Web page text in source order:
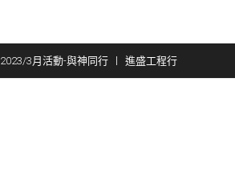
2023/3月活動-與神同行 進盛工程行